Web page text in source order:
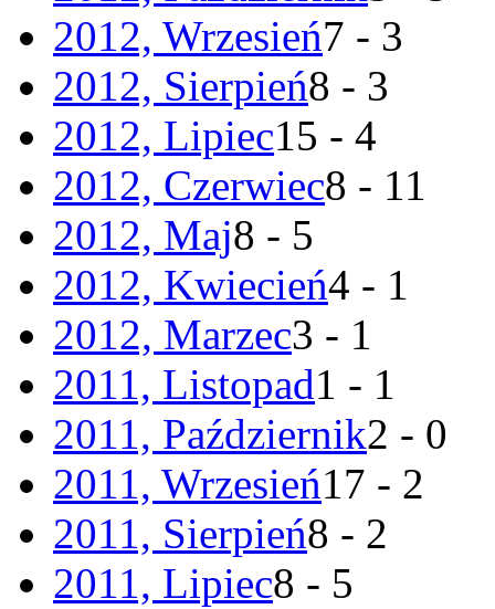
2012, Wrzesień7 - 3
2012, Sierpień8 - 3
2012, Lipiec15 - 4
2012, Czerwiec8 - 11
2012, Maj8 - 5
2012, Kwiecień4 - 1
2012, Marzec3 - 1
2011, Listopad1 - 1
2011, Październik2 - 0
2011, Wrzesień17 - 2
2011, Sierpień8 - 2
2011, Lipiec8 - 5